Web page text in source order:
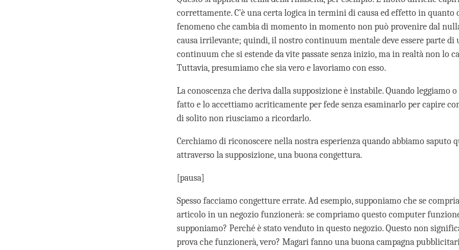
correttamente. C’è una certa logica in termini di causa ed effetto in quanto
fenomeno che cambia di momento in momento non può provenire dal
causa irrilevante; quindi, il nostro continuum mentale deve essere parte di
continuum che si estende da vite passate senza inizio, ma in realtà non lo
Tuttavia, presumiamo che sia vero e lavoriamo con esso.
La conoscenza che deriva dalla supposizione è instabile. Quando leggiamo
fatto e lo accettiamo acriticamente per fede senza esaminarlo per capire
di solito non riusciamo a ricordarlo.
Cerchiamo di riconoscere nella nostra esperienza quando abbiamo saputo
attraverso la supposizione, una buona congettura.
[pausa]
Spesso facciamo congetture errate. Ad esempio, supponiamo che se
articolo in un negozio funzionerà: se compriamo questo computer
supponiamo? Perché è stato venduto in questo negozio. Questo non
prova che funzionerà, vero? Magari fanno una buona campagna